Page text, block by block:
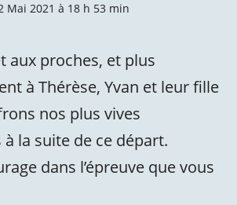
Mai 2021 à 18 h 53 min
aux proches, et plus
à Thérèse, Yvan et leur fille
nos plus vives
la suite de ce départ.
dans l’épreuve que vous